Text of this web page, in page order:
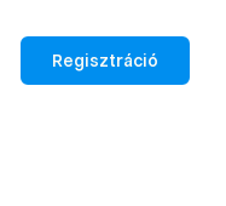
Regisztráció